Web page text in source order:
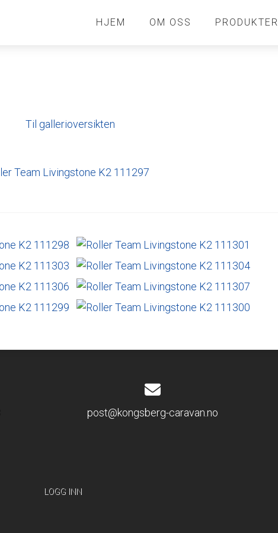
HJEM OM OSS PRODUKTER
Til gallerioversikten
post@kongsberg-caravan.no
LOGG INN